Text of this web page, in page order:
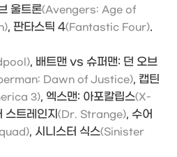
울트론(Avengers: Age of
, 판타스틱 4(Fantastic Four).
, 배트맨 vs 슈퍼맨: 던 오브
Dawn of Justice), 캡틴
3), 엑스맨: 아포칼립스(X-
스트레인지 (Dr. Strange), 수어
, 시니스터 식스(Sinister